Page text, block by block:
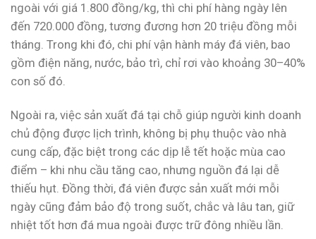
ngoài với giá 1.800 đồng/kg, thì chi phí hàng ngày lên
đến 720.000 đồng, tương đương hơn 20 triệu đồng mỗi
tháng. Trong khi đó, chi phí vận hành máy đá viên, bao
gồm điện năng, nước, bảo trì, chỉ rơi vào khoảng 30–40%
con số đó.
Ngoài ra, việc sản xuất đá tại chỗ giúp người kinh doanh
chủ động được lịch trình, không bị phụ thuộc vào nhà
cung cấp, đặc biệt trong các dịp lễ tết hoặc mùa cao
điểm – khi nhu cầu tăng cao, nhưng nguồn đá lại dễ
thiếu hụt. Đồng thời, đá viên được sản xuất mới mỗi
ngày cũng đảm bảo độ trong suốt, chắc và lâu tan, giữ
nhiệt tốt hơn đá mua ngoài được trữ đông nhiều lần.